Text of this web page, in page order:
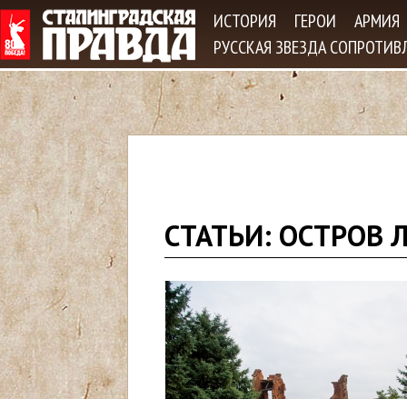
ИСТОРИЯ ГЕРОИ
АРМИЯ
РУССКАЯ ЗВЕЗДА
ы
з
д
е
СТАТЬИ: ОСТРОВ